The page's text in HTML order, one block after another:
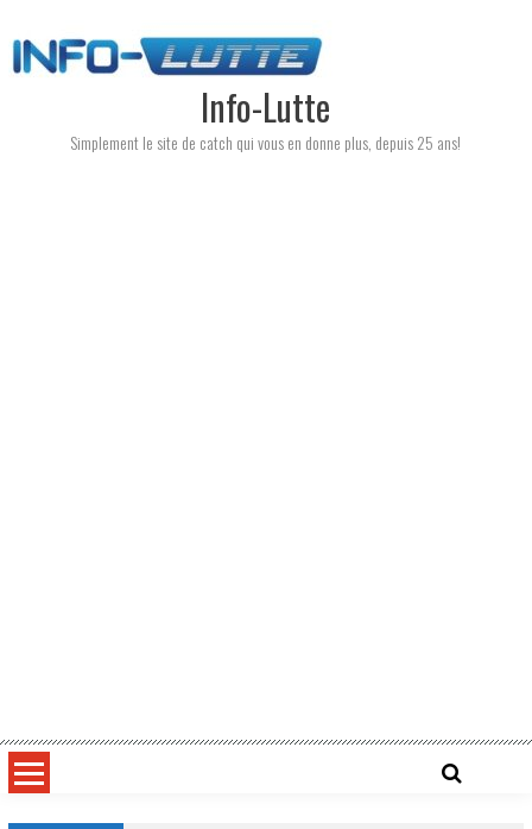
to
content
Info-Lutte
Simplement le site de catch qui vous en donne plus, depuis 25 ans!